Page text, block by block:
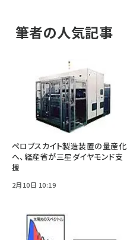
筆者の人気記事
ペロブスカイト製造装置の量産化
へ、経産省が三星ダイヤモンド支
援
2月10日 10:19